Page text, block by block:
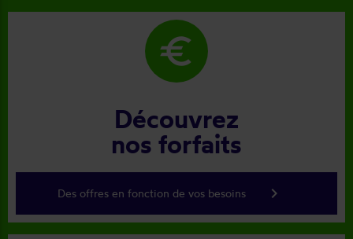
euro
Découvrez
nos forfaits
Des offres en fonction de vos besoins keyboard_arrow_right